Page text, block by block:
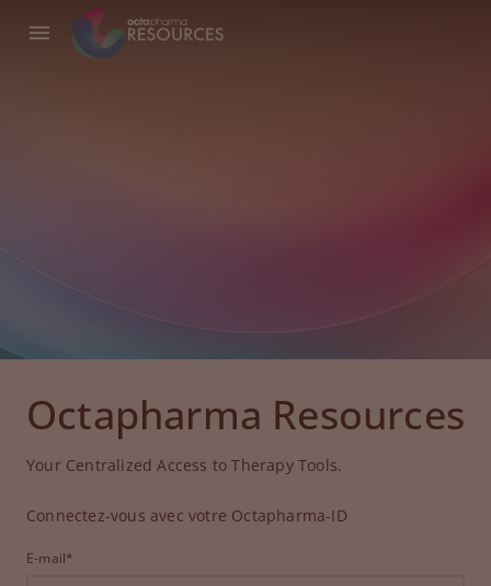
Octapharma Resources
Your Centralized Access to Therapy Tools.
Connectez-vous avec votre Octapharma-ID
E-mail*